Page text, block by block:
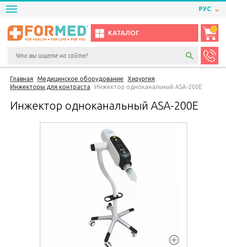
РУС
КАТАЛОГ
0
Главная Медицинское оборудование
Хирургия
Инжекторы для контраста
Инжектор одноканальный ASA-200E
Инжектор одноканальный ASA-200E